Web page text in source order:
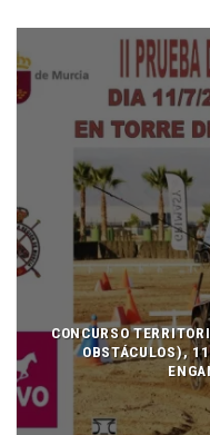
CONCURSO
OBSTÁCULOS),